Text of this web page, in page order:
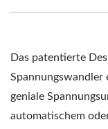
Das patentierte
Spannungswandler
geniale
automatischem